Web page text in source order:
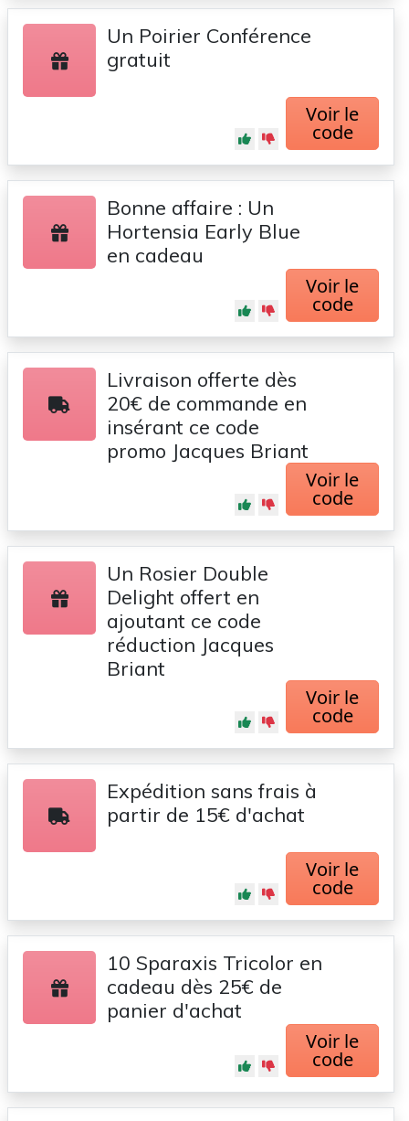
Un Poirier Conférence
gratuit
Voir le
code
Bonne affaire : Un
Hortensia Early Blue
en cadeau
Voir le
code
Livraison offerte dès
20€ de commande en
insérant ce code
promo Jacques Briant
Voir le
code
Un Rosier Double
Delight offert en
ajoutant ce code
réduction Jacques
Briant
Voir le
code
Expédition sans frais à
partir de 15€ d'achat
Voir le
code
10 Sparaxis Tricolor en
cadeau dès 25€ de
panier d'achat
Voir le
code